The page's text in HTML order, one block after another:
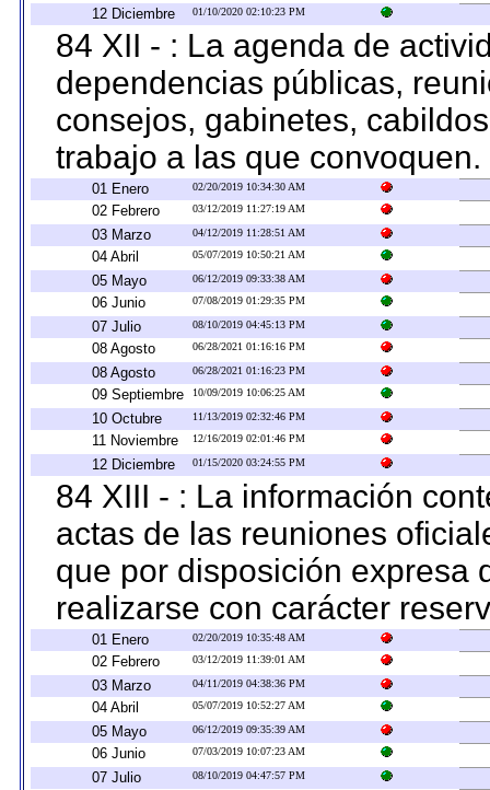
12 Diciembre 01/10/2020 02:10:23 PM
84 XII - : La agenda de
dependencias públicas,
consejos, gabinetes,
trabajo a las que convoquen.
01 Enero 02/20/2019 10:34:30 AM
02 Febrero 03/12/2019 11:27:19 AM
03 Marzo 04/12/2019 11:28:51 AM
04 Abril 05/07/2019 10:50:21 AM
05 Mayo 06/12/2019 09:33:38 AM
06 Junio 07/08/2019 01:29:35 PM
07 Julio 08/10/2019 04:45:13 PM
08 Agosto 06/28/2021 01:16:16 PM
08 Agosto 06/28/2021 01:16:23 PM
09 Septiembre 10/09/2019 10:06:25 AM
10 Octubre 11/13/2019 02:32:46 PM
11 Noviembre 12/16/2019 02:01:46 PM
12 Diciembre 01/15/2020 03:24:55 PM
84 XIII - : La información
actas de las reuniones
que por disposición expresa
realizarse con carácter
01 Enero 02/20/2019 10:35:48 AM
02 Febrero 03/12/2019 11:39:01 AM
03 Marzo 04/11/2019 04:38:36 PM
04 Abril 05/07/2019 10:52:27 AM
05 Mayo 06/12/2019 09:35:39 AM
06 Junio 07/03/2019 10:07:23 AM
07 Julio 08/10/2019 04:47:57 PM